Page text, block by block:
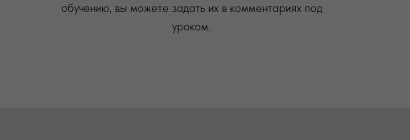
обучению, вы можете задать их в комментариях под
уроком.